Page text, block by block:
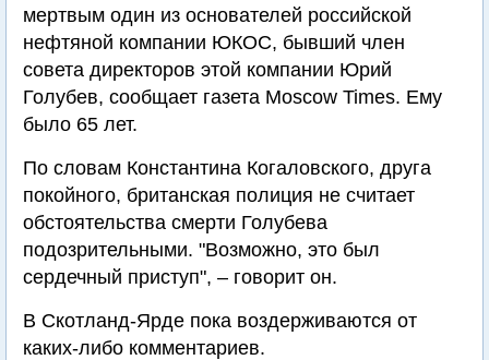
мертвым один из основателей российской
нефтяной компании ЮКОС, бывший член
совета директоров этой компании Юрий
Голубев, сообщает газета Moscow Times. Ему
было 65 лет.
По словам Константина Когаловского, друга
покойного, британская полиция не считает
обстоятельства смерти Голубева
подозрительными. "Возможно, это был
сердечный приступ", – говорит он.
В Скотланд-Ярде пока воздерживаются от
каких-либо комментариев.